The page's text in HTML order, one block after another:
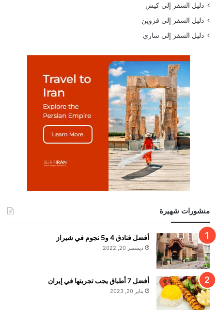
دليل السفر إلى كيش
دليل السفر إلى قزوين
دليل السفر إلى ساري
منشورات شهيرة
أفضل فنادق 4 و5 نجوم في شيراز
ديسمبر 20, 2022
أفضل 7 أطباق يجب تجربتها في إيران
يناير 20, 2023